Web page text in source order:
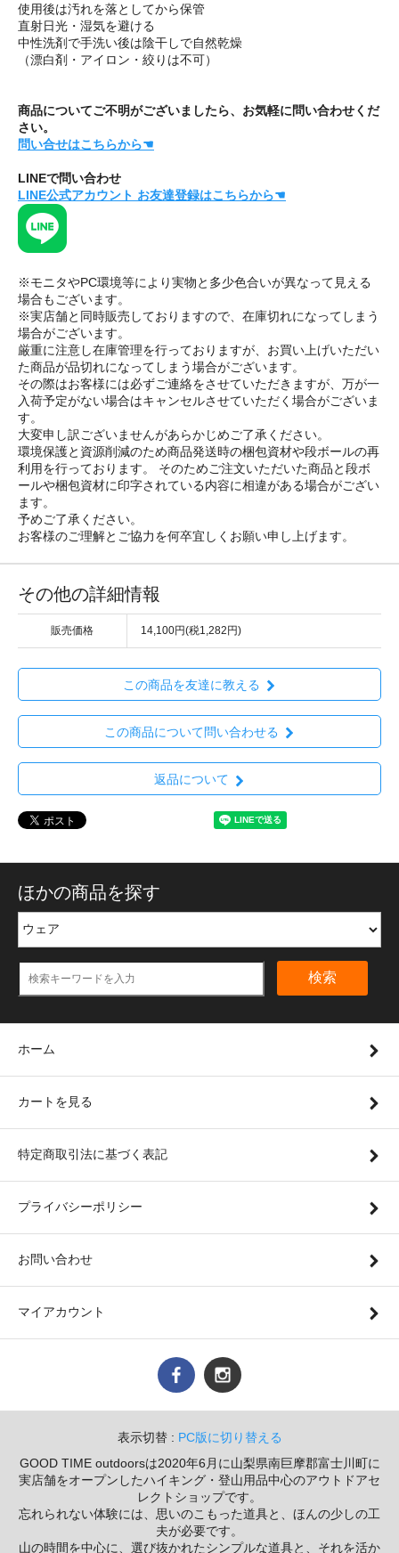
使用後は汚れを落としてから保管
直射日光・湿気を避ける
中性洗剤で手洗い後は陰干しで自然乾燥
（漂白剤・アイロン・絞りは不可）
商品についてご不明がございましたら、お気軽に問い合わせくだ
さい。
問い合せはこちらから☚
LINEで問い合わせ
LINE公式アカウント お友達登録はこちらから☚
※モニタやPC環境等により実物と多少色合いが異なって見える
場合もございます。
※実店舗と同時販売しておりますので、在庫切れになってしまう
場合がございます。
厳重に注意し在庫管理を行っておりますが、お買い上げいただい
た商品が品切れになってしまう場合がございます。
その際はお客様には必ずご連絡をさせていただきますが、万が一
入荷予定がない場合はキャンセルさせていただく場合がございま
す。
大変申し訳ございませんがあらかじめご了承ください。
環境保護と資源削減のため商品発送時の梱包資材や段ボールの再
利用を行っております。 そのためご注文いただいた商品と段ボ
ールや梱包資材に印字されている内容に相違がある場合がござい
ます。
予めご了承ください。
お客様のご理解とご協力を何卒宜しくお願い申し上げます。
その他の詳細情報
販売価格 14,100円(税1,282円)
この商品を友達に教える
この商品について問い合わせる
返品について
ほかの商品を探す
検索
ホーム
カートを見る
特定商取引法に基づく表記
プライバシーポリシー
お問い合わせ
マイアカウント
表示切替 : PC版に切り替える
GOOD TIME outdoorsは2020年6月に山梨県南巨摩郡富士川町に
実店舗をオープンしたハイキング・登山用品中心のアウトドアセ
レクトショップです。
忘れられない体験には、思いのこもった道具と、ほんの少しの工
夫が必要です。
山の時間を中心に、選び抜かれたシンプルな道具と、それを活か